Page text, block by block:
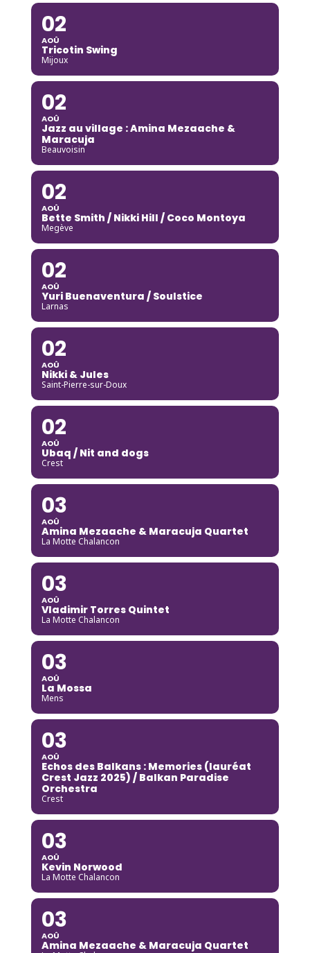
02
AOÛ
Tricotin Swing
Mijoux
02
AOÛ
Jazz au village : Amina Mezaache &
Maracuja
Beauvoisin
02
AOÛ
Bette Smith / Nikki Hill / Coco Montoya
Megève
02
AOÛ
Yuri Buenaventura / Soulstice
Larnas
02
AOÛ
Nikki & Jules
Saint-Pierre-sur-Doux
02
AOÛ
Ubaq / Nit and dogs
Crest
03
AOÛ
Amina Mezaache & Maracuja Quartet
La Motte Chalancon
03
AOÛ
Vladimir Torres Quintet
La Motte Chalancon
03
AOÛ
La Mossa
Mens
03
AOÛ
Echos des Balkans : Memories (lauréat
Crest Jazz 2025) / Balkan Paradise
Orchestra
Crest
03
AOÛ
Kevin Norwood
La Motte Chalancon
03
AOÛ
Amina Mezaache & Maracuja Quartet